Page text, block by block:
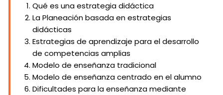
Qué es una estrategia didáctica
La Planeación basada en estrategias
didácticas
Estrategias de aprendizaje para el desarrollo
de competencias amplias
Modelo de enseñanza tradicional
Modelo de enseñanza centrado en el alumno
Dificultades para la enseñanza mediante